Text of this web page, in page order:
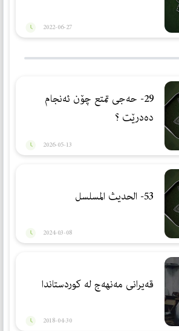
2022-06-27
29- حەجی تمتع چۆن ئەنجام
دەدرێت ؟
2026-05-13
53- الحديث المسلسل
2024-03-08
قه‌یرانی مه‌نهه‌ج له‌ كوردستاندا
2018-04-30